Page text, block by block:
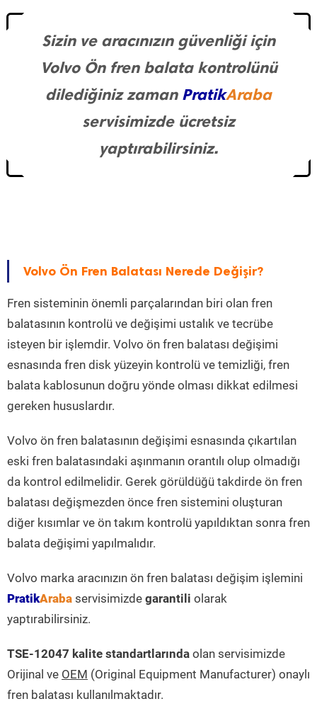
Sizin ve aracınızın güvenliği için
Volvo Ön fren balata kontrolünü
dilediğiniz zaman PratikAraba
servisimizde ücretsiz
yaptırabilirsiniz.
Volvo Ön Fren Balatası Nerede Değişir?
Fren sisteminin önemli parçalarından biri olan fren
balatasının kontrolü ve değişimi ustalık ve tecrübe
isteyen bir işlemdir. Volvo ön fren balatası değişimi
esnasında fren disk yüzeyin kontrolü ve temizliği, fren
balata kablosunun doğru yönde olması dikkat edilmesi
gereken hususlardır.
Volvo ön fren balatasının değişimi esnasında çıkartılan
eski fren balatasındaki aşınmanın orantılı olup olmadığı
da kontrol edilmelidir. Gerek görüldüğü takdirde ön fren
balatası değişmezden önce fren sistemini oluşturan
diğer kısımlar ve ön takım kontrolü yapıldıktan sonra fren
balata değişimi yapılmalıdır.
Volvo marka aracınızın ön fren balatası değişim işlemini
PratikAraba servisimizde garantili olarak
yaptırabilirsiniz.
TSE-12047 kalite standartlarında olan servisimizde
Orijinal ve OEM (Original Equipment Manufacturer) onaylı
fren balatası kullanılmaktadır.